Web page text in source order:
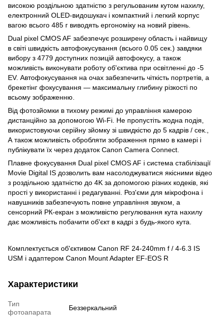
високою роздільною здатністю з регульованим кутом нахилу,
електронний OLED-видошукач і компактний і легкий корпус
вагою всього 485 г виводять ергономіку на новий рівень.
Dual pixel CMOS AF забезпечує розширену область і найвищу
в світі швидкість автофокусування (всього 0.05 сек.) завдяки
вибору з 4779 доступних позицій автофокусу, а також
можливість виконувати роботу об'єктива при освітленні до -5
EV. Автофокусування на очах забезпечить чіткість портретів, а
брекетінг фокусування — максимальну глибину різкості по
всьому зображенню.
Від фотозйомки в тихому режимі до управління камерою
дистанційно за допомогою Wi-Fi. Не пропустіть жодна подія,
використовуючи серійну зйомку зі швидкістю до 5 кадрів / сек.,
А також можливість обробляти зображення прямо в камері і
публікувати їх через додаток Canon Camera Connect.
Плавне фокусування Dual pixel CMOS AF і система стабілізації
Movie Digital IS дозволить вам насолоджуватися якісними відео
з роздільною здатністю до 4K за допомогою різних кодеків, які
прості у використанні і редагуванні. Роз'єми для мікрофона і
навушників забезпечують повне управління звуком, а
сенсорний РК-екран з можливістю регулювання кута нахилу
дає можливість побачити об'єкт в кадрі з будь-якого кута.
Комплектується об'єктивом Canon RF 24-240mm f / 4-6.3 IS
USM і адаптером Canon Mount Adapter EF-EOS R
Характеристики
Тип
фотоапарата
Беззеркальний